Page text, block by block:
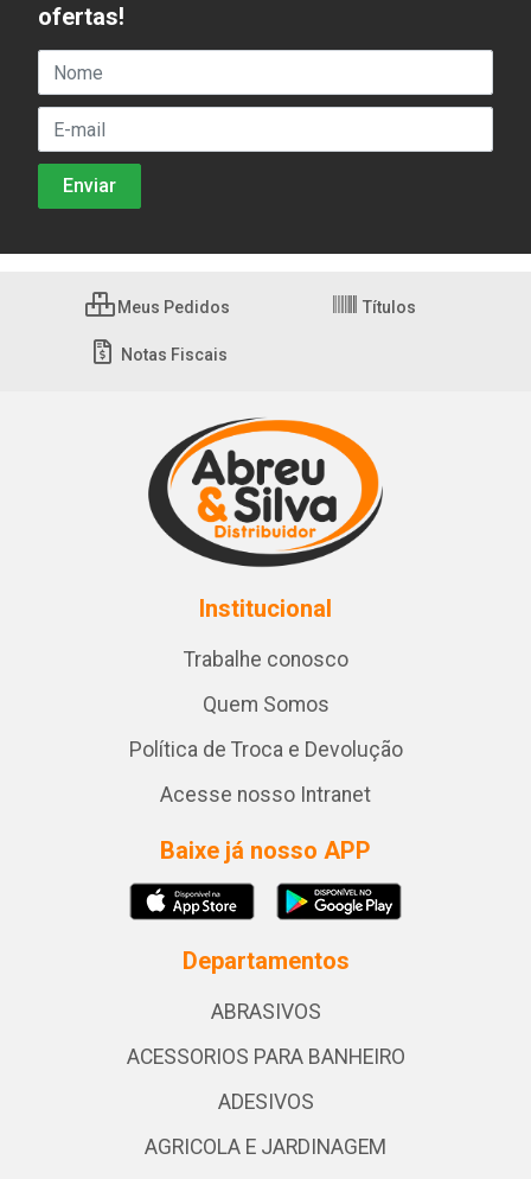
ofertas!
Meus Pedidos Títulos
Notas Fiscais
Institucional
Trabalhe conosco
Quem Somos
Política de Troca e Devolução
Acesse nosso Intranet
Baixe já nosso APP
Departamentos
ABRASIVOS
ACESSORIOS PARA BANHEIRO
ADESIVOS
AGRICOLA E JARDINAGEM